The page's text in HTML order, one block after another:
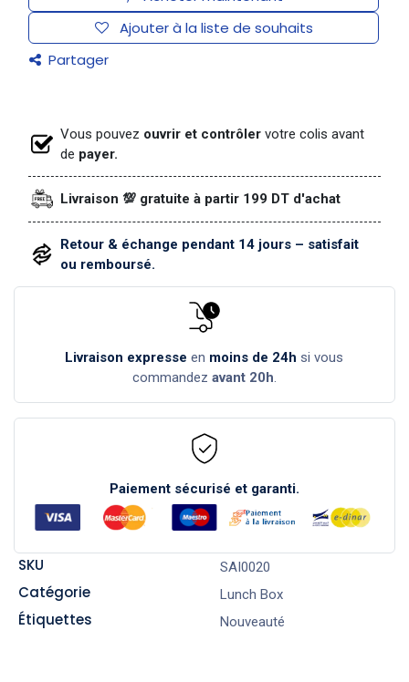
Ajouter à la liste de souhaits
Partager
Vous pouvez ouvrir et contrôler votre colis avant
de payer.
Livraison 💯 gratuite à partir 199 DT d'achat
Retour & échange pendant 14 jours – satisfait
ou remboursé.
Livraison expresse en moins de 24h si vous
commandez avant 20h.
Paiement sécurisé et garanti.
SKU SAI0020
Catégorie Lunch Box
Étiquettes Nouveauté